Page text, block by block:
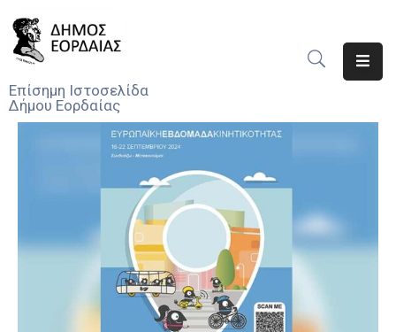
Επίσημη Ιστοσελίδα
Δήμου Εορδαίας
Ο
Του
Προσκλήσεις